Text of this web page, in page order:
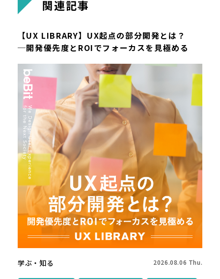
関連記事
【UX LIBRARY】UX起点の部分開発とは？
─開発優先度とROIでフォーカスを見極める
学ぶ・知る 2026.08.06 Thu.